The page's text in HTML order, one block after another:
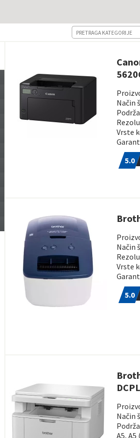
Pretraga
Način
Vrste
5.01
5.0
Način
Vrste
5.01
5.0
Način
A5,